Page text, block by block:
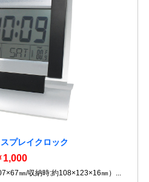
プレイクロック
1,000
㎜/収納時:約108×123×16㎜）...